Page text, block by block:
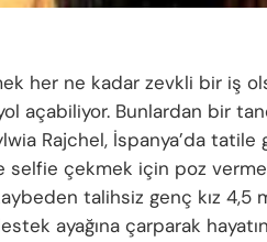
her ne kadar zevkli bir iş
açabiliyor. Bunlardan bir
Rajchel, İspanya’da
selfie çekmek için poz
talihsiz genç kız
ayağına çarparak